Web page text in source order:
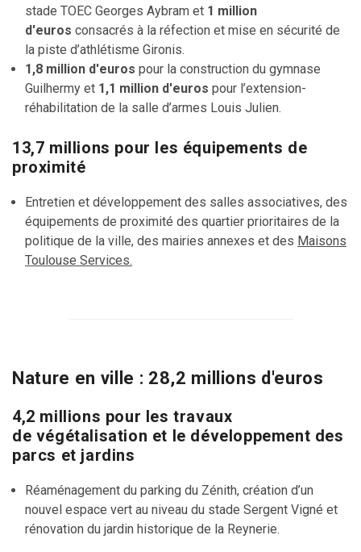
stade TOEC Georges Aybram et 1 million
d'euros consacrés à la réfection et mise en sécurité de
la piste d’athlétisme Gironis.
1,8 million d'euros pour la construction du gymnase
Guilhermy et 1,1 million d'euros pour l’extension-
réhabilitation de la salle d’armes Louis Julien.
13,7 millions pour les équipements de
proximité
Entretien et développement des salles associatives, des
équipements de proximité des quartier prioritaires de la
politique de la ville, des mairies annexes et des Maisons
Toulouse Services.
Nature en ville : 28,2 millions d'euros
4,2 millions pour les travaux
de végétalisation et le développement des
parcs et jardins
Réaménagement du parking du Zénith, création d’un
nouvel espace vert au niveau du stade Sergent Vigné et
rénovation du jardin historique de la Reynerie.